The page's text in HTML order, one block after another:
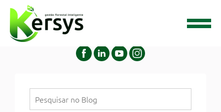
Tag:#usoeconomico
Pesquisar